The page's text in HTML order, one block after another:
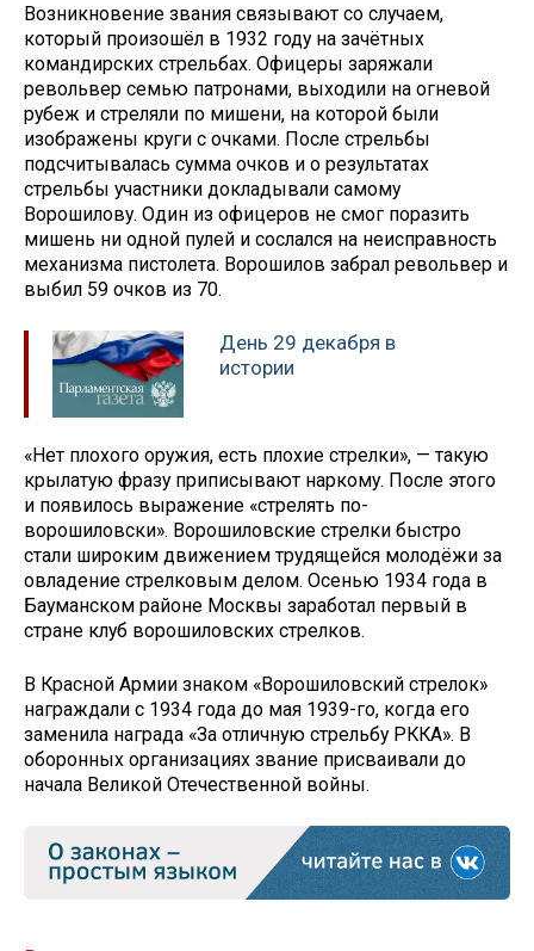
Возникновение звания связывают со случаем,
который произошёл в 1932 году на зачётных
командирских стрельбах. Офицеры заряжали
револьвер семью патронами, выходили на огневой
рубеж и стреляли по мишени, на которой были
изображены круги с очками. После стрельбы
подсчитывалась сумма очков и о результатах
стрельбы участники докладывали самому
Ворошилову. Один из офицеров не смог поразить
мишень ни одной пулей и сослался на неисправность
механизма пистолета. Ворошилов забрал револьвер и
выбил 59 очков из 70.
День 29 декабря в
истории
«Нет плохого оружия, есть плохие стрелки», — такую
крылатую фразу приписывают наркому. После этого
и появилось выражение «стрелять по-
ворошиловски». Ворошиловские стрелки быстро
стали широким движением трудящейся молодёжи за
овладение стрелковым делом. Осенью 1934 года в
Бауманском районе Москвы заработал первый в
стране клуб ворошиловских стрелков.
В Красной Армии знаком «Ворошиловский стрелок»
награждали с 1934 года до мая 1939-го, когда его
заменила награда «За отличную стрельбу РККА». В
оборонных организациях звание присваивали до
начала Великой Отечественной войны.